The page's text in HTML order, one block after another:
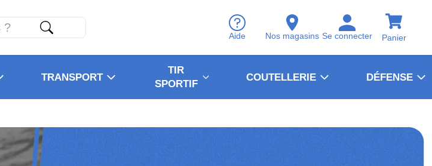
Aide Nos magasins Se connecter Panier
TRANSPORT
TIR
SPORTIF
COUTELLERIE DÉFENSE